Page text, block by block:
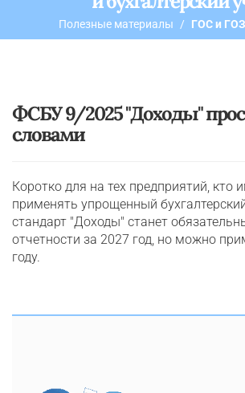
Полезные материалы ГОС и
ФСБУ 9/2025 "Доходы"
словами
Коротко для на тех предприятий, кто
применять упрощенный
стандарт "Доходы" станет
отчетности за 2027 год, но можно
году.